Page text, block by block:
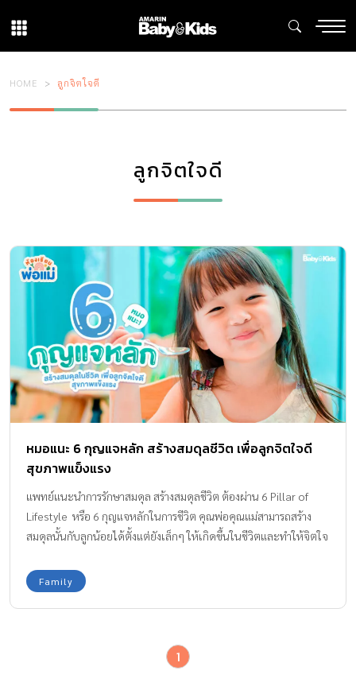
HOME ลูกจิตใจดี
ลูกจิตใจดี
หมอแนะ 6 กุญแจหลัก สร้างสมดุลชีวิต เพื่อลูกจิตใจดี
สุขภาพแข็งแรง
แพทย์แนะนำการรักษาสมดุล สร้างสมดุลชีวิต ต้องผ่าน 6 Pillar of
Lifestyle หรือ 6 กุญแจหลักในการชีวิต คุณพ่อคุณแม่สามารถสร้าง
สมดุลนั้นกับลูกน้อยได้ตั้งแต่ยังเล็กๆ ให้เกิดขึ้นในชีวิตและทำให้จิตใจ
นปี 2565 มีจำนวนผู้ป่วยโรคไม่ติดต่อเรื้อรัง* (NCDs) ในประเทศไทย
กว่า 10 ล้านคน ซึ่งเพิ่มขึ้นถึง 18.6% ในช่วง 5 ปีที่ผ่านมาและมีแนว
และหลอดเลือด ข้อมูลนี้บอกอะไรกับเราบ้าง สิ่งแรกที่เข้ามาในความ
Family
1